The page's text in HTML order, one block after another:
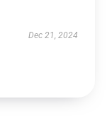
Dec 21, 2024